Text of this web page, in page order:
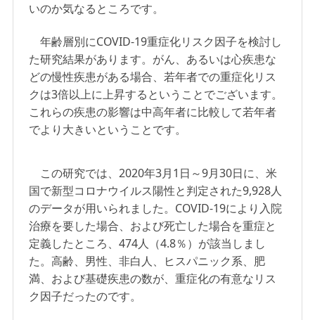
いのか気なるところです。
年齢層別にCOVID-19重症化リスク因子を検討し
た研究結果があります。がん、あるいは心疾患な
どの慢性疾患がある場合、若年者での重症化リス
クは3倍以上に上昇するということでございます。
これらの疾患の影響は中高年者に比較して若年者
でより大きいということです。
この研究では、2020年3月1日～9月30日に、米
国で新型コロナウイルス陽性と判定された9,928人
のデータが用いられました。COVID-19により入院
治療を要した場合、および死亡した場合を重症と
定義したところ、474人（4.8％）が該当しまし
た。高齢、男性、非白人、ヒスパニック系、肥
満、および基礎疾患の数が、重症化の有意なリス
ク因子だったのです。